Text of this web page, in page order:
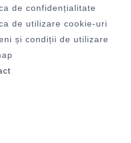
de confidențialitate
de utilizare cookie-uri
și condiții de utilizare